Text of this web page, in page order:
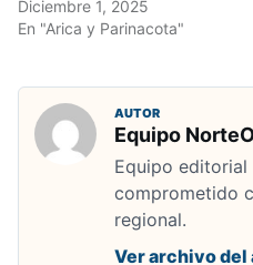
Diciembre 1, 2025
En "Arica y Parinacota"
AUTOR
Equipo
Equipo editorial
comprometido
regional.
Ver archivo del